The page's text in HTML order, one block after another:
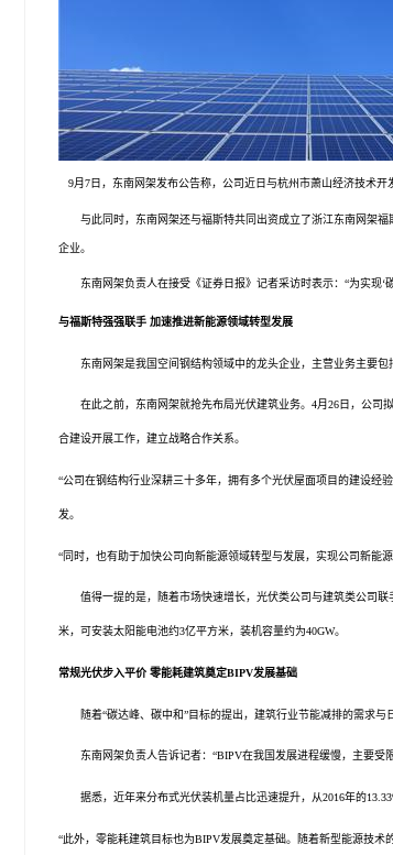
9月7日， 东南网架发布公告称，公司近日与杭州市萧山经济技术开
与此同时，东南网架还与福斯特共同出资成立了浙江东南网架福
企业。
东南网架负责人在接受《证券日报》记者采访时表示：“为实现‘
与福斯特强强联手 加速推进新能源领域转型发展
东南网架是我国空间钢结构领域中的龙头企业，主营业务主要包
在此之前，东南网架就抢先布局光伏建筑业务。4月26日，公司拟
合建设开展工作，建立战略合作关系。
“公司在钢结构行业深耕三十多年，拥有多个光伏屋面项目的建设经
发。
“同时，也有助于加快公司向新能源领域转型与发展，实现公司新能
值得一提的是，随着市场快速增长，光伏类公司与建筑类公司联
米，可安装太阳能电池约3亿平方米，装机容量约为40GW。
常规光伏步入平价 零能耗建筑奠定BIPV发展基础
随着“碳达峰、碳中和”目标的提出，建筑行业节能减排的需求与
东南网架负责人告诉记者：“BIPV在我国发展进程缓慢，主要受
据悉，近年来分布式光伏装机量占比迅速提升，从2016年的
“此外，零能耗建筑目标也为BIPV发展奠定基础。随着新型能源技